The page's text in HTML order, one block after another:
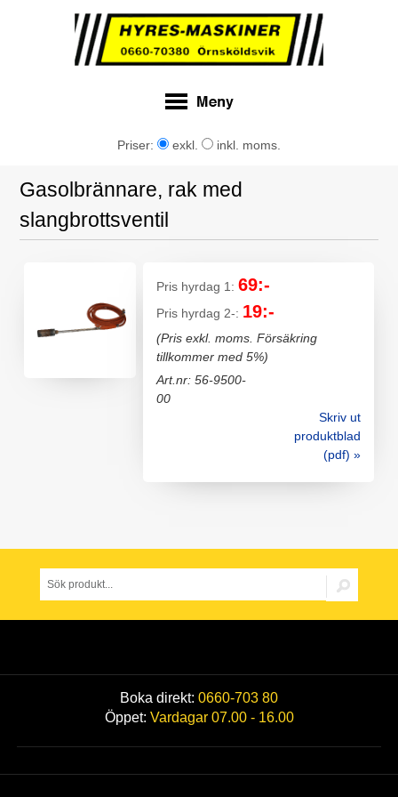
Priser: exkl. inkl. moms.
Gasolbrännare, rak med
slangbrottsventil
Pris hyrdag 1:69:-
Pris hyrdag 2-: 19:-
(Pris exkl. moms. Försäkring
tillkommer med 5%)
Art.nr: 56-9500-
00
Skriv ut
produktblad
(pdf) »
Boka direkt: 0660-703 80
Öppet: Vardagar 07.00 - 16.00